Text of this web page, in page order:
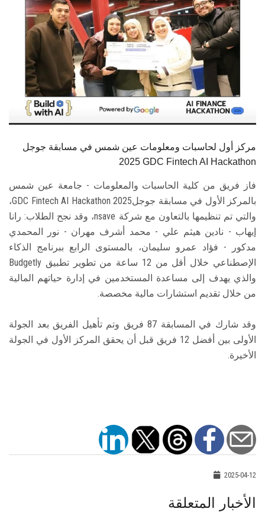
الدراسات العليا
الخريجين
الموظفون
الزائـرون
مركز أول لحاسبات ومعلومات عين شمس في مسابقة جوجل
2025 GDC Fintech AI Hackathon
فاز فريق من كلية الحاسبات والمعلومات - جامعة عين شمس
بالمركز الأول في مسابقة جوجلGDC Fintech AI Hackathon 2025،
والتي تم تنظيمها بالتعاون مع شركة nsave، وقد نجح الطلاب: رانا
إيهاب - نادين هيثم علي - محمد أشرف مهران - نور المحمدي
مدكور - فؤاد عمرو سليمان، بالمستوى الرابع ببرنامج الذكاء
الإصطناعي خلال أقل من 12 ساعة من تطوير تطبيق Budgetly
والذي يهدف إلى مساعدة المستخدمين في إدارة حياتهم المالية
من خلال تقديم استشارات مالية مخصصة.
وقد شارك في المسابقة 87 فريق وتم تأهيل الفريق بعد الجولة
الأولى بين أفضل 12 فريق قبل أن يحقق المركز الأول في الجولة
الأخيرة.
2025-04-12
الأخبار المتعلقة